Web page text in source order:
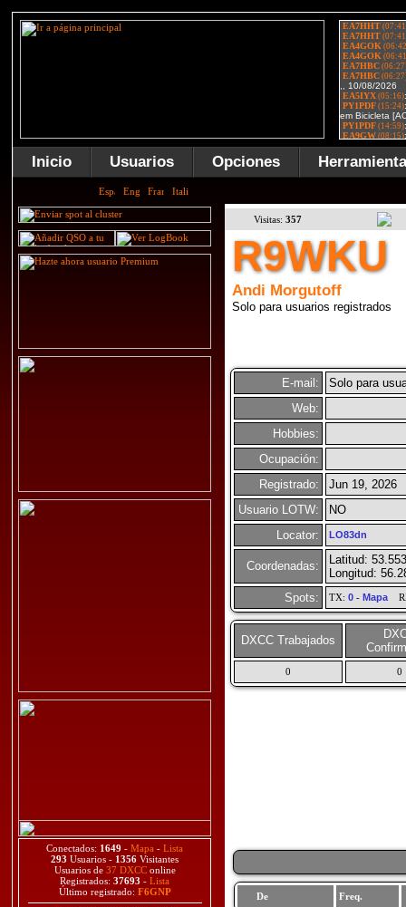
Inicio Usuarios Opciones
Conectados: 1649 - Mapa - Lista
293 Usuarios - 1356 Visitantes
Usuarios de 37 DXCConline
Registrados: 37693 - Lista
Último registrado: F6GNP
Visitas: 357
R9WKU
Andi Morgutoff
Solo para usuarios registrados
E-mail:
Solo para
Web:
Hobbies:
Ocupación:
Registrado:
Jun 19, 2026
Usuario LOTW:
NO
Locator:
LO83dn
Coordenadas:
Latitud:
Longitud:
Spots:
TX: 0- Mapa
DXCC Trabajados
0 0
De Freq.